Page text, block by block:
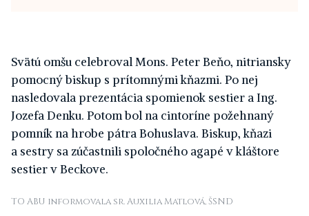
Svätú omšu celebroval Mons. Peter Beňo, nitriansky
pomocný biskup s prítomnými kňazmi. Po nej
nasledovala prezentácia spomienok sestier a Ing.
Jozefa Denku. Potom bol na cintoríne požehnaný
pomník na hrobe pátra Bohuslava. Biskup, kňazi
a sestry sa zúčastnili spoločného agapé v kláštore
sestier v Beckove.
TO ABU informovala sr. Auxilia Matlová, ŠSND